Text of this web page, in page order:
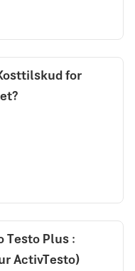
for
Testo Plus :
ActivTesto)